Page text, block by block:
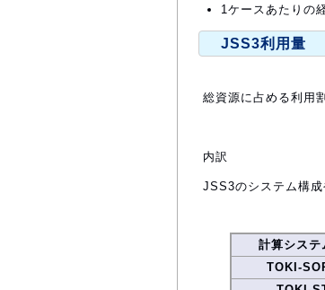
1ケースあたりの
JSS3利用量
総資源に占める利用
内訳
JSS3のシステム構成
計算システ
TOKI-